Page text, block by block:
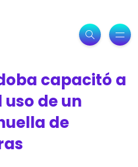
capacitó a
uso de un
de